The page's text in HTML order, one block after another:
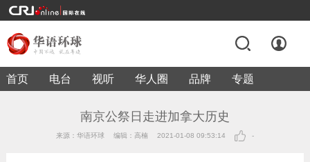
首页 电台 视听 华人圈 品牌 专题
南京公祭日走进加拿大历史
来源：华语环球 编辑：高楠 2021-01-08 09:53:14 -